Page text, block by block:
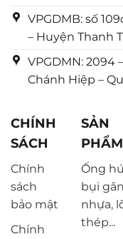
VPGDMB: số
– Huyện Thanh
VPGDMN: 2094
Chánh Hiệp –
CHÍNH
SÁCH
Chính
sách
bảo mật
Chính
SẢN
PHẨM
Ống
bụi gân
nhựa,
thép...